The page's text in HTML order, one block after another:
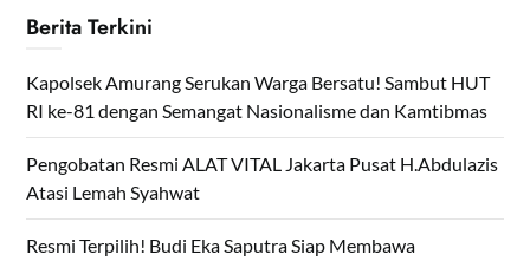
Berita Terkini
Kapolsek Amurang Serukan Warga Bersatu! Sambut HUT
RI ke-81 dengan Semangat Nasionalisme dan Kamtibmas
Pengobatan Resmi ALAT VITAL Jakarta Pusat H.Abdulazis
Atasi Lemah Syahwat
Resmi Terpilih! Budi Eka Saputra Siap Membawa